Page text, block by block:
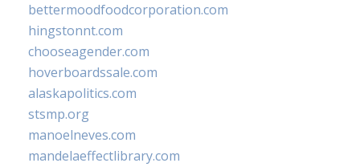
bettermoodfoodcorporation.com
hingstonnt.com
chooseagender.com
hoverboardssale.com
alaskapolitics.com
stsmp.org
manoelneves.com
mandelaeffectlibrary.com